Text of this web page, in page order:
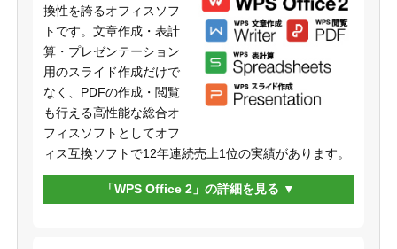
換性を誇るオフィスソフ
トです。文章作成・表計
算・プレゼンテーション
用のスライド作成だけで
なく、PDFの作成・閲覧
も行える高性能な総合オ
フィスソフトとしてオフ
ィス互換ソフトで12年連続売上1位の実績があります。
「WPS Office 2」の詳細を見る